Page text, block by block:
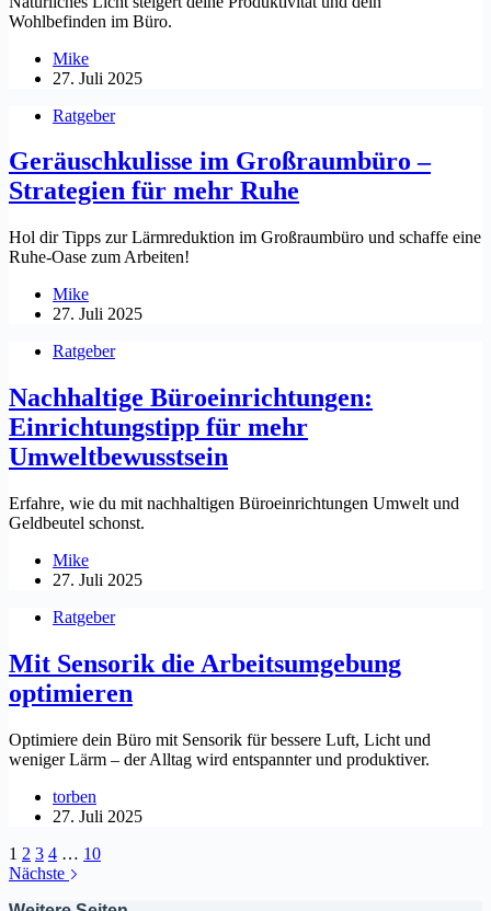
Wohlbefinden im Büro.
Mike
27. Juli 2025
Ratgeber
Geräuschkulisse im Großraumbüro –
Strategien für mehr Ruhe
Hol dir Tipps zur Lärmreduktion im Großraumbüro und schaffe eine
Ruhe-Oase zum Arbeiten!
Mike
27. Juli 2025
Ratgeber
Nachhaltige Büroeinrichtungen:
Einrichtungstipp für mehr
Umweltbewusstsein
Erfahre, wie du mit nachhaltigen Büroeinrichtungen Umwelt und
Geldbeutel schonst.
Mike
27. Juli 2025
Ratgeber
Mit Sensorik die Arbeitsumgebung
optimieren
Optimiere dein Büro mit Sensorik für bessere Luft, Licht und
weniger Lärm – der Alltag wird entspannter und produktiver.
torben
27. Juli 2025
1 2 3 4 … 10
Nächste